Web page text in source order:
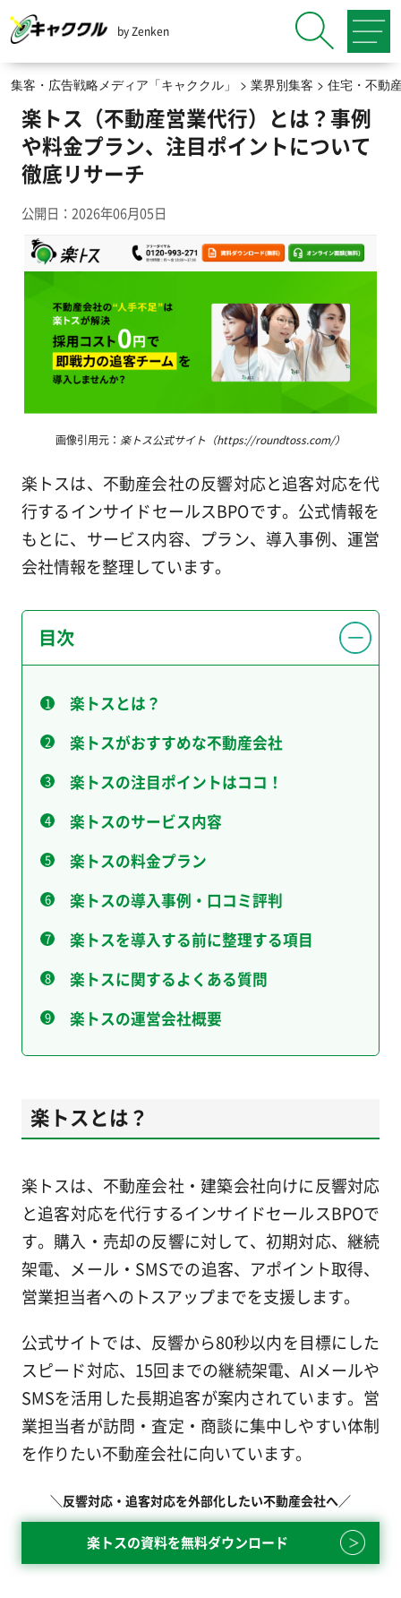
by Zenken
集客・広告戦略メディア「キャククル」 > 業界別集客 > 住宅・不動
楽トス（不動産営業代行）とは？事例
や料金プラン、注目ポイントについて
徹底リサーチ
公開日：2026年06月05日
画像引用元： 楽トス公式サイト（https://roundtoss.com/）
楽トスは、不動産会社の反響対応と追客対応を代
行するインサイドセールスBPOです。公式情報を
もとに、サービス内容、プラン、導入事例、運営
会社情報を整理しています。
目次
楽トスとは？
楽トスがおすすめな不動産会社
楽トスの注目ポイントはココ！
楽トスのサービス内容
楽トスの料金プラン
楽トスの導入事例・口コミ評判
楽トスを導入する前に整理する項目
楽トスに関するよくある質問
楽トスの運営会社概要
楽トスとは？
楽トスは、不動産会社・建築会社向けに反響対応
と追客対応を代行するインサイドセールスBPOで
す。購入・売却の反響に対して、初期対応、継続
架電、メール・SMSでの追客、アポイント取得、
営業担当者へのトスアップまでを支援します。
公式サイトでは、反響から80秒以内を目標にした
スピード対応、15回までの継続架電、AIメールや
SMSを活用した長期追客が案内されています。営
業担当者が訪問・査定・商談に集中しやすい体制
を作りたい不動産会社に向いています。
＼反響対応・追客対応を外部化したい不動産会社へ／
楽トスの資料を無料ダウンロード